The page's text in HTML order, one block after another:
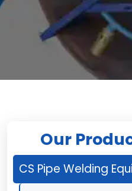
Our
CS Pipe Welding